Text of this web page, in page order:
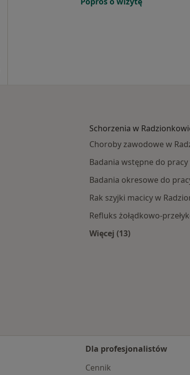
Schorzenia w
Choroby zawodowe w
Badania wstępne do
Badania okresowe do
Rak szyjki macicy w
Refluks żołądkowo-
Więcej (13)
Dla profesjonalistów
Cennik